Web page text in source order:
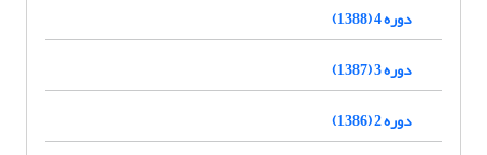
دوره 4 (1388)
دوره 3 (1387)
دوره 2 (1386)